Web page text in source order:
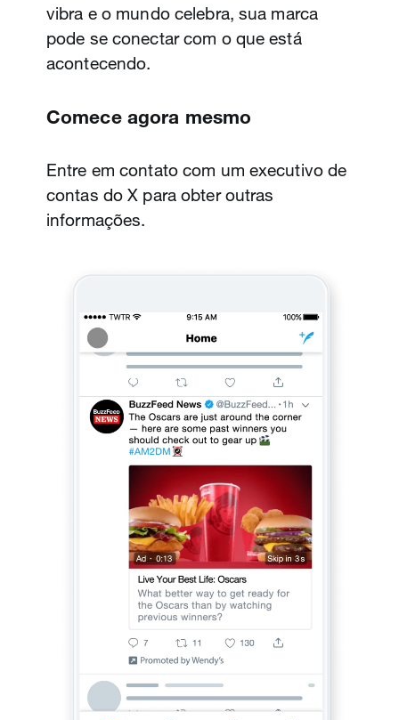
vibra e o mundo celebra, sua marca
pode se conectar com o que está
acontecendo.
Comece agora mesmo
Entre em contato com um executivo de
contas do X para obter outras
informações.
Comece agora mesmo
Partner para obter mais informações ou
ads.twitter.com